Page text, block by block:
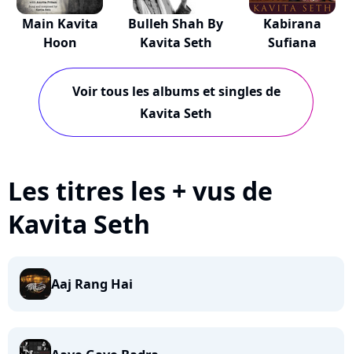
Main Kavita
Hoon
Bulleh Shah By
Kavita Seth
Kabirana
Sufiana
Voir tous les albums et singles de
Kavita Seth
Les titres les + vus de
Kavita Seth
Aaj Rang Hai